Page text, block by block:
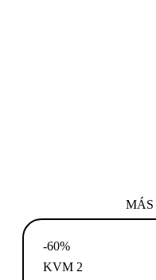
-60%
KVM 2